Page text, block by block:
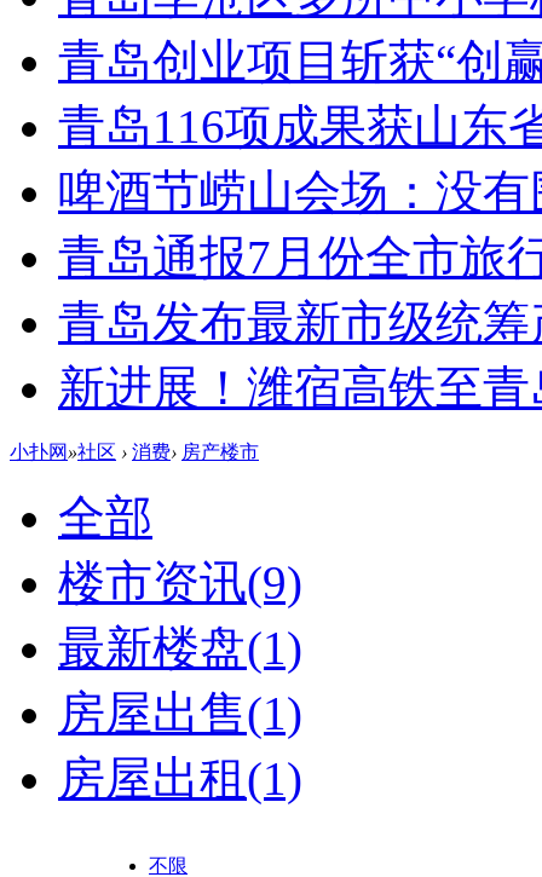
青岛创业项目斩获“创
青岛116项成果获山东
啤酒节崂山会场：没有
青岛通报7月份全市旅
青岛发布最新市级统
新进展！潍宿高铁至
小扑网 »社区 › 消费› 房产楼市
全部
楼市资讯(9)
最新楼盘(1)
房屋出售(1)
房屋出租(1)
不限